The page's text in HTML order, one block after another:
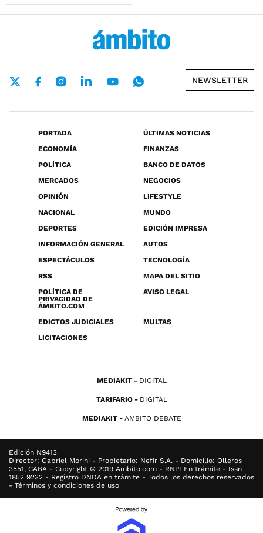
NEWSLETTER
PORTADA
ÚLTIMAS NOTICIAS
ECONOMÍA
FINANZAS
POLÍTICA
BANCO DE DATOS
MERCADOS
NEGOCIOS
OPINIÓN
LIFESTYLE
NACIONAL
MUNDO
DEPORTES
EDICIÓN IMPRESA
INFORMACIÓN GENERAL
AUTOS
ESPECTÁCULOS
TECNOLOGÍA
RSS
MAPA DEL SITIO
POLÍTICA DE
PRIVACIDAD DE
ÁMBITO.COM
AVISO LEGAL
EDICTOS JUDICIALES
MULTAS
LICITACIONES
MEDIAKIT DIGITAL
TARIFARIO DIGITAL
MEDIAKIT AMBITO DEBATE
Edición N9413
Director: Gabriel Morini - Propietario: Nefir S.A. - Domicilio: Olleros
3551, CABA - Copyright © 2019 Ambito.com - RNPI En trámite - Issn
1852 9232 - Registro DNDA en trámite - Todos los derechos reservados
- Términos y condiciones de uso